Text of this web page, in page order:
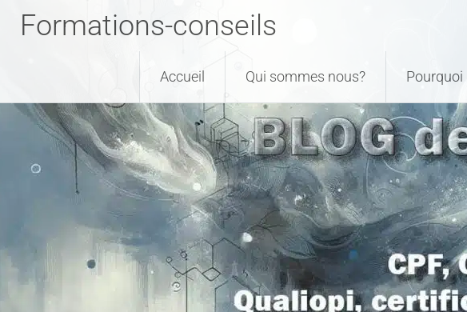
Formations-conseils
Accueil Qui sommes nous?